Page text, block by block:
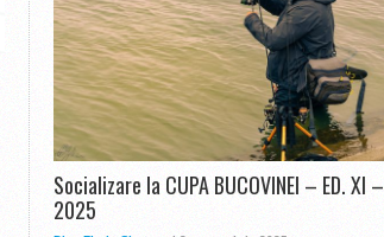
Socializare la CUPA BUCOVINEI – ED. XI –
2025